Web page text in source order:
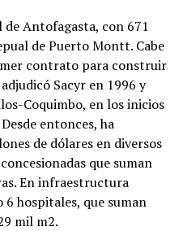
de Antofagasta, con 671
de Puerto Montt. Cabe
contrato para construir
Sacyr en 1996 y
Coquimbo, en los inicios
entonces, ha
de dólares en diversos
que suman
En infraestructura
6 hospitales, que suman
mil m2.